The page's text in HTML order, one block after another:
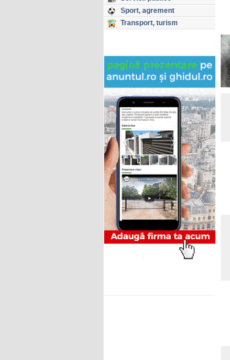
Sport, agrement
Transport, turism